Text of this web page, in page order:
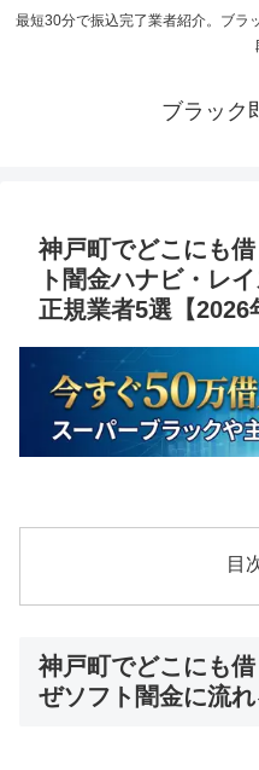
最短30分で振込完了業者紹介。ブラ
ブラック
神戸町でどこにも
ト闇金ハナビ・レ
正規業者5選【2026
目
神戸町でどこにも
ぜソフト闇金に流